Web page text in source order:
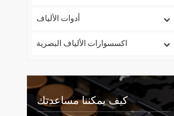
أدوات الألياف
اكسسوارات الألياف البصرية
كيف يمكننا مساعدتك